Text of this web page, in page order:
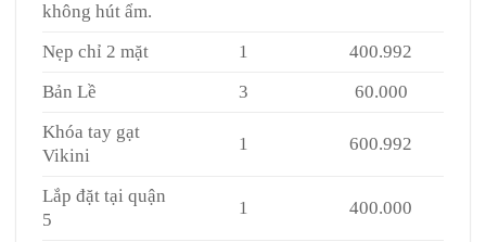
không hút ẩm.
Nẹp chỉ 2 mặt 1
400.992
Bản Lề
3
60.000
Khóa tay gạt
Vikini
1 600.992
Lắp đặt tại quận
5
1 400.000